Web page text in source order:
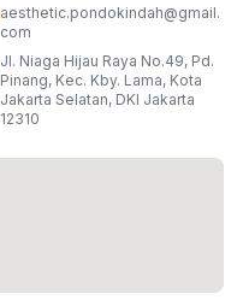
aesthetic.pondokindah@gmail.
com
Jl. Niaga Hijau Raya No.49, Pd.
Pinang, Kec. Kby. Lama, Kota
Jakarta Selatan, DKI Jakarta
12310